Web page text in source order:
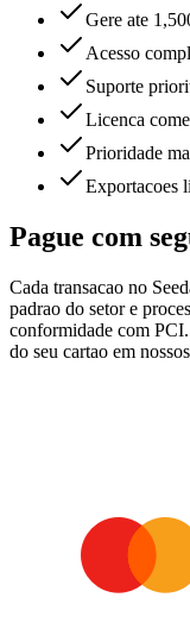
Gere ate
Acesso
Suporte
Licenca
Prioridade
Exportacoes
Pague com
Cada transacao no
padrao do setor e
conformidade com
do seu cartao em